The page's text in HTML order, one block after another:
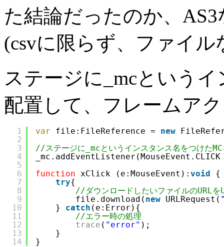
た結論だったのか、
(csvに限らず、ファイ
ステージに_mcという
配置して、フレームア
1
2
3
4
5
6
7
8
9
10
11
12
13
14
var file:FileReference = new
//ステージに_mcというインスタンス名をつけた
function
xClick (e:MouseEvent): void
{
try{
//ダウンロードしたいファイルのURL
file.download( new URLRequest(
} catch (e:Error){
//エラー時の処理
trace ( "error" );
}
}